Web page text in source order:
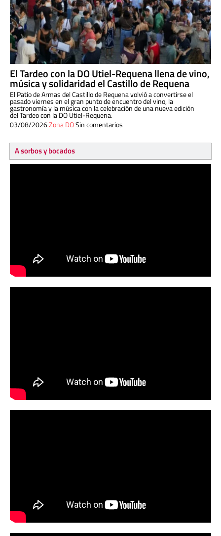
El Tardeo con la DO Utiel-Requena llena de vino,
música y solidaridad el Castillo de Requena
El Patio de Armas del Castillo de Requena volvió a convertirse el
pasado viernes en el gran punto de encuentro del vino, la
gastronomía y la música con la celebración de una nueva edición
del Tardeo con la DO Utiel-Requena.
03/08/2026Zona DOSin comentarios
A sorbos y bocados